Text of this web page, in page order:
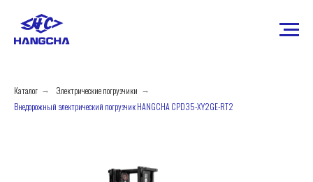
Каталог → Электрические погрузчики →
Внедорожный электрический погрузчик HANGCHA CPD35-XY2GE-RT2